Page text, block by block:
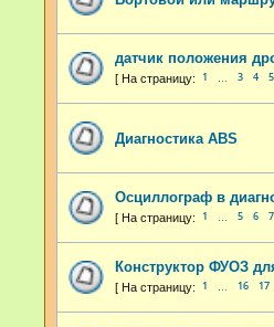
датчик положения
1 3 4 5
Диагностика ABS
Осциллограф в
1 5 6 7
Конструктор ФУОЗ
1 16 17